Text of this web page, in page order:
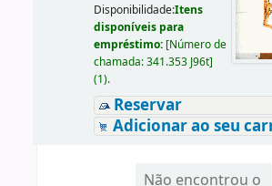
Disponibilidade:Itens
disponíveis para
empréstimo: [Número de
chamada:341.353 J96t]
(1).
Reservar
Adicionar ao seu
Não encontrou o